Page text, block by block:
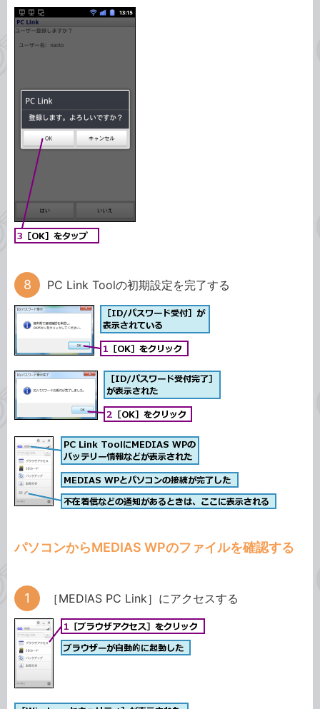
PC Link Toolの初期設定を完了する
パソコンからMEDIAS WPのファイルを確認する
［MEDIAS PC Link］にアクセスする